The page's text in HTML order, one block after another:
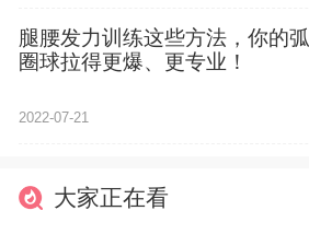
腿腰发力训练这些方法，你的弧
圈球拉得更爆、更专业！
2022-07-21
大家正在看